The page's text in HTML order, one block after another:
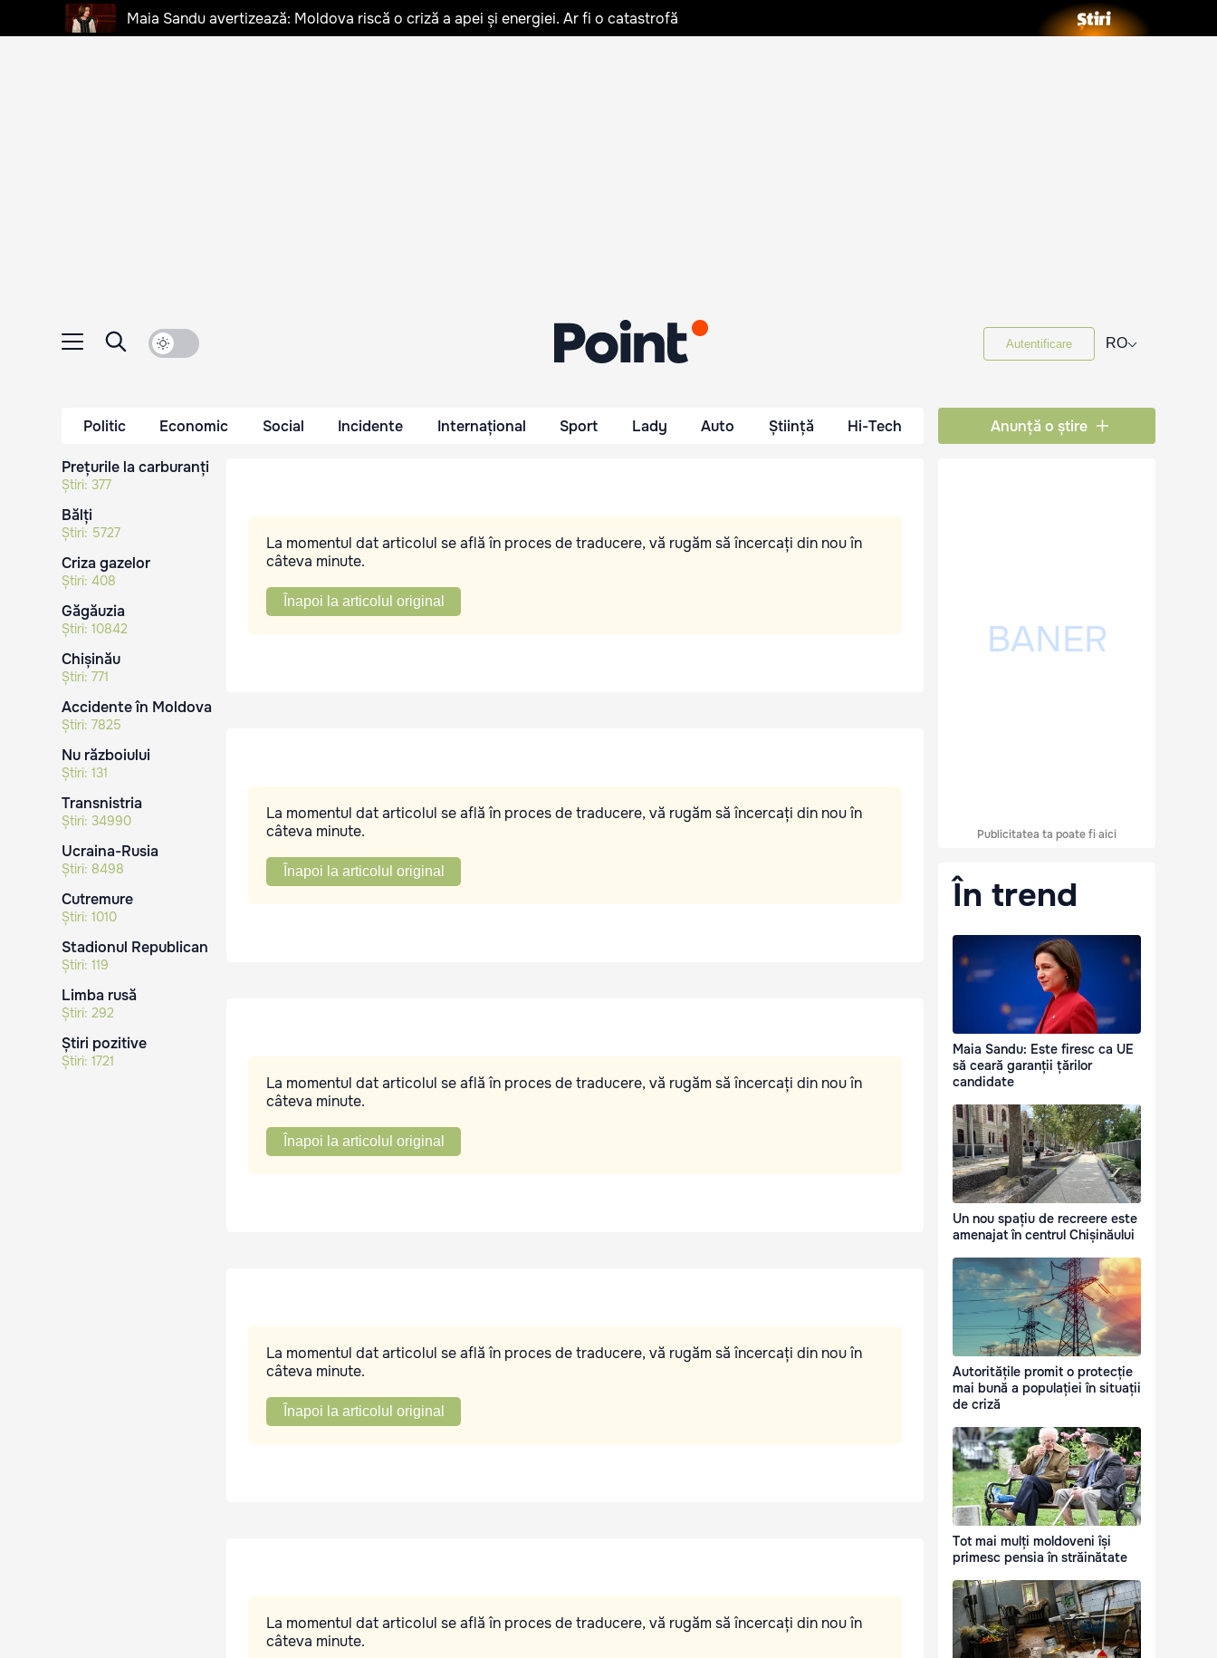
Maia Sandu avertizează: Moldova riscă o criză a apei și energiei. Ar fi o catastrofă
Autentificare RO⌵
Politic Economic Social Incidente Internațional Sport Lady Auto Știință Hi-Tech Anunță o știre
Prețurile la carburanți
Știri: 377
Bălți
Știri: 5727
Criza gazelor
Știri: 408
Găgăuzia
Știri: 10842
Chișinău
Știri: 771
Accidente în Moldova
Știri: 7825
Nu războiului
Știri: 131
Transnistria
Știri: 34990
Ucraina-Rusia
Știri: 8498
Cutremure
Știri: 1010
Stadionul Republican
Știri: 119
Limba rusă
Știri: 292
Știri pozitive
Știri: 1721
La momentul dat articolul se află în proces de traducere, vă rugăm să încercați din nou în
câteva minute.
Înapoi la articolul original
La momentul dat articolul se află în proces de traducere, vă rugăm să încercați din nou în
câteva minute.
Înapoi la articolul original
La momentul dat articolul se află în proces de traducere, vă rugăm să încercați din nou în
câteva minute.
Înapoi la articolul original
La momentul dat articolul se află în proces de traducere, vă rugăm să încercați din nou în
câteva minute.
Înapoi la articolul original
La momentul dat articolul se află în proces de traducere, vă rugăm să încercați din nou în
câteva minute.
Publicitatea ta poate fi aici
În trend
Maia Sandu: Este firesc ca UE
să ceară garanții țărilor
candidate
Un nou spațiu de recreere este
amenajat în centrul Chișinăului
Autoritățile promit o protecție
mai bună a populației în situații
de criză
Tot mai mulți moldoveni își
primesc pensia în străinătate